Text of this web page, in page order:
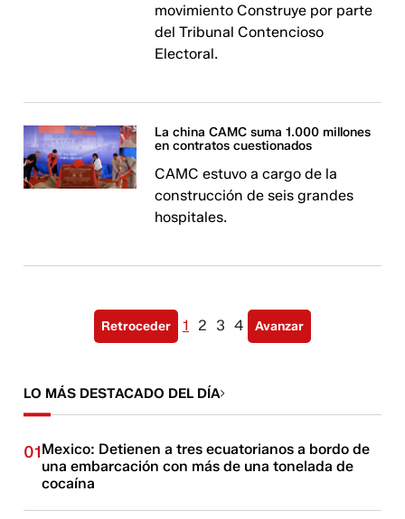
movimiento Construye por parte
del Tribunal Contencioso
Electoral.
La china CAMC suma 1.000 millones
en contratos cuestionados
CAMC estuvo a cargo de la
construcción de seis grandes
hospitales.
Retroceder 1 2 3 4 Avanzar
LO MÁS DESTACADO DEL DÍA
01Mexico: Detienen a tres ecuatorianos a bordo de
una embarcación con más de una tonelada de
cocaína